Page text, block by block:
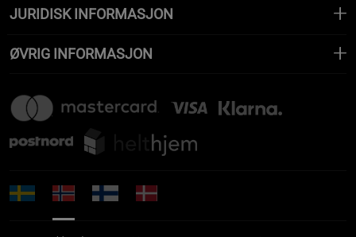
JURIDISK INFORMASJON
ØVRIG INFORMASJON